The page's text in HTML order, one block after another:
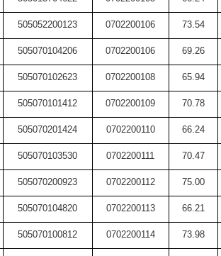
505052200123 0702200106 73.54
505070104206 0702200106 69.26
505070102623 0702200108 65.94
505070101412 0702200109 70.78
505070201424 0702200110 66.24
505070103530 0702200111 70.47
505070200923 0702200112 75.00
505070104820 0702200113 66.21
505070100812 0702200114 73.98